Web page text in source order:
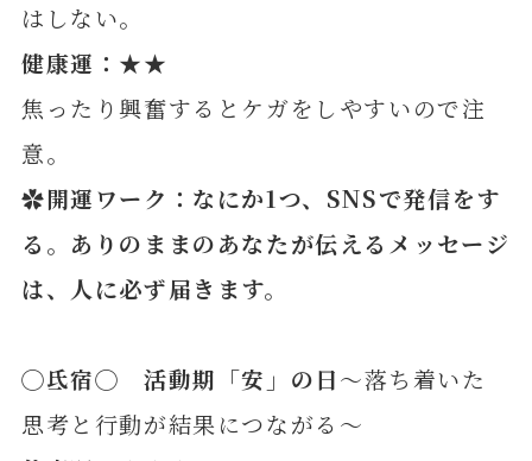
はしない。
健康運：★★
焦ったり興奮するとケガをしやすいので注
意。
✿開運ワーク：なにか1つ、SNSで発信をす
る。 ありのままのあなたが伝えるメッセージ
は、人に必ず届きます。
◯氐宿◯ 活動期「安」の日～落ち着いた
思考と行動が結果につながる～